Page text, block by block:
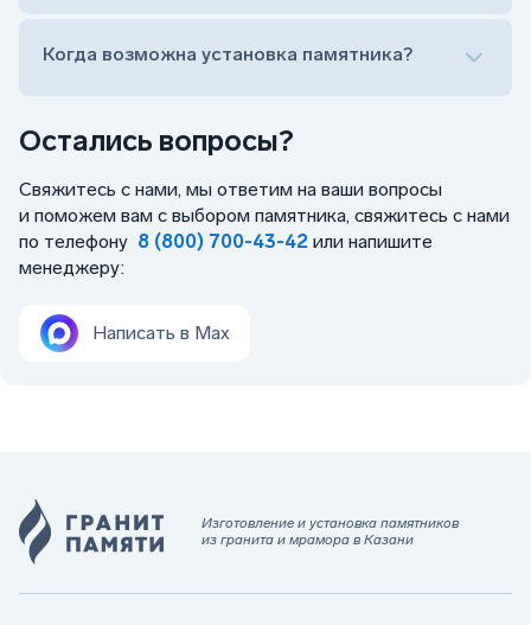
Остались вопросы?
Свяжитесь с нами, мы ответим на ваши вопросы
и поможем вам с выбором памятника, свяжитесь с нами
по телефону 8 (800) 700-43-42 или напишите
менеджеру:
Написать в Max
Когда возможна установка памятника?
Изготовление и установка памятников
из гранита и мрамора в Казани